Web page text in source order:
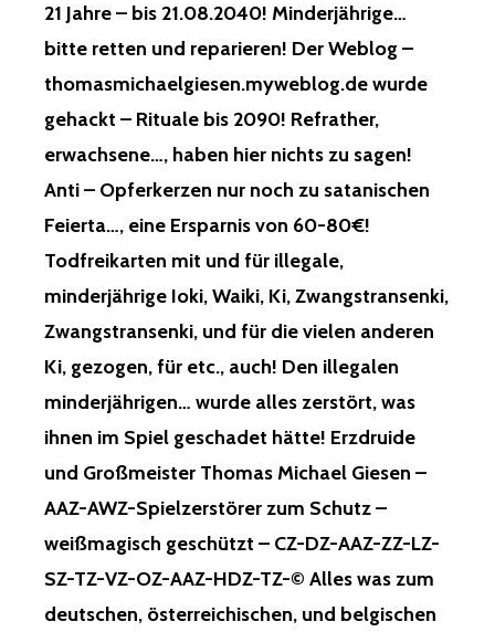
21 Jahre – bis 21.08.2040! Minderjährige…
bitte retten und reparieren! Der Weblog –
thomasmichaelgiesen.myweblog.de wurde
gehackt – Rituale bis 2090! Refrather,
erwachsene…, haben hier nichts zu sagen!
Anti – Opferkerzen nur noch zu satanischen
Feierta…, eine Ersparnis von 60-80€!
Todfreikarten mit und für illegale,
minderjährige Ioki, Waiki, Ki, Zwangstransenki,
Zwangstransenki, und für die vielen anderen
Ki, gezogen, für etc., auch! Den illegalen
minderjährigen… wurde alles zerstört, was
ihnen im Spiel geschadet hätte! Erzdruide
und Großmeister Thomas Michael Giesen –
AAZ-AWZ-Spielzerstörer zum Schutz –
weißmagisch geschützt – CZ-DZ-AAZ-ZZ-LZ-
SZ-TZ-VZ-OZ-AAZ-HDZ-TZ-© Alles was zum
deutschen, österreichischen, und belgischen